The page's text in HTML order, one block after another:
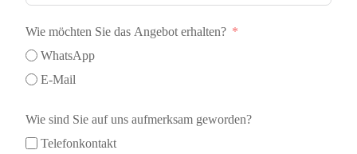
Wie möchten Sie das Angebot erhalten?
WhatsApp
E-Mail
Wie sind Sie auf uns aufmerksam geworden?
Telefonkontakt